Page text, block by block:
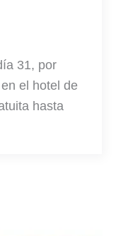
31, por
el hotel de
hasta